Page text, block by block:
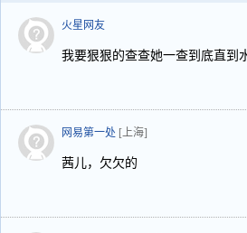
火星网友
我要狠狠的查查她一查到底直到
网易第一处 [上海]
茜儿，欠欠的